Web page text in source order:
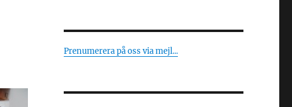
Prenumerera på oss via mejl...